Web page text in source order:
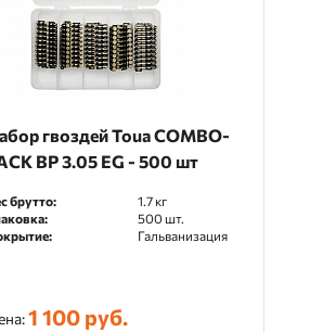
гвоздей Toua COMBO-
BP 3.05 EG - 500 шт
брутто:
1.7 кг
500 шт.
Гальванизация
1 100 руб.